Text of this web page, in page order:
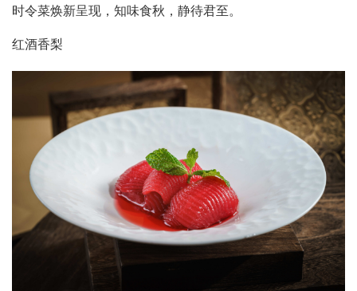
时令菜焕新呈现，知味食秋，静待君至。
红酒香梨